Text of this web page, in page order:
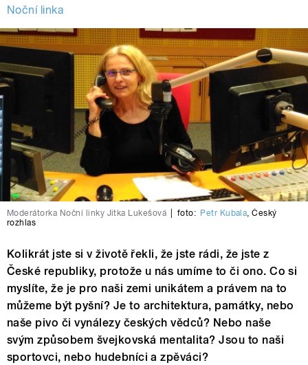
Noční linka
Moderátorka Noční linky Jitka Lukešová foto: Petr Kubala,Český
rozhlas
Kolikrát jste si v životě řekli, že jste rádi, že jste z
České republiky, protože u nás umíme to či ono. Co si
myslíte, že je pro naši zemi unikátem a právem na to
můžeme být pyšní? Je to architektura, památky, nebo
naše pivo či vynálezy českých vědců? Nebo naše
svým způsobem švejkovská mentalita? Jsou to naši
sportovci, nebo hudebníci a zpěváci?